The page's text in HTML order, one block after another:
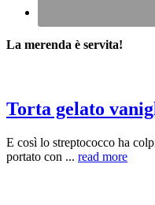
La merenda è servita!
Torta gelato
E così lo streptococco ha
portato con ... read more